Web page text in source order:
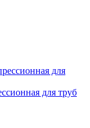
для труб